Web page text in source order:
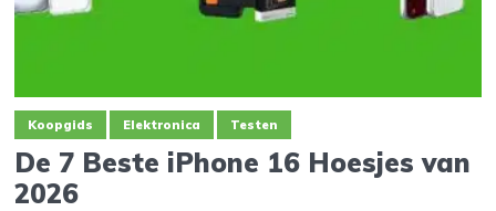
Koopgids Elektronica Testen
De 7 Beste iPhone 16 Hoesjes van
2026